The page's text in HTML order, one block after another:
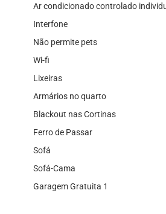
Ar condicionado controlado
Interfone
Não permite pets
Wi-fi
Lixeiras
Armários no quarto
Blackout nas Cortinas
Ferro de Passar
Sofá
Sofá-Cama
Garagem Gratuita 1